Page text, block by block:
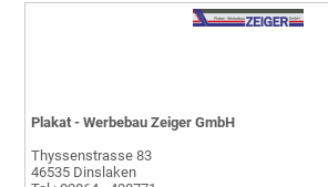
Plakat - Werbebau Zeiger GmbH
Thyssenstrasse 83
46535 Dinslaken